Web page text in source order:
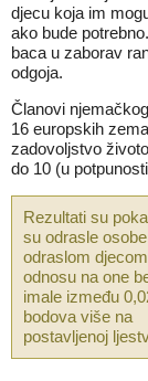
djecu koja im
ako bude
baca u zaborav
odgoja.
Članovi
16 europskih
zadovoljstvo
do 10 (u
Rezultati su
su odrasle
odraslom
odnosu na one
imale između
bodova više na
postavljenoj